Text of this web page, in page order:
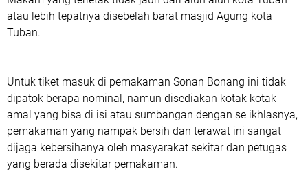
atau lebih tepatnya disebelah barat masjid Agung kota
Tuban.
Untuk tiket masuk di pemakaman Sonan Bonang ini tidak
dipatok berapa nominal, namun disediakan kotak kotak
amal yang bisa di isi atau sumbangan dengan se ikhlasnya,
pemakaman yang nampak bersih dan terawat ini sangat
dijaga kebersihanya oleh masyarakat sekitar dan petugas
yang berada disekitar pemakaman.